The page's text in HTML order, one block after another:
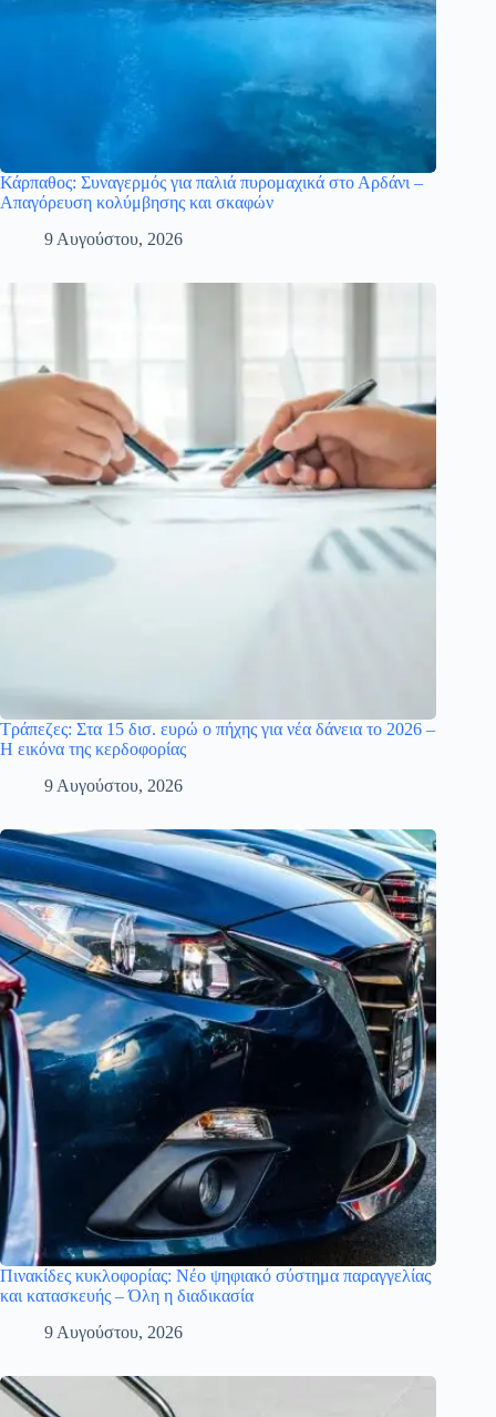
Κάρπαθος: Συναγερμός για παλιά πυρομαχικά στο Αρδάνι –
Απαγόρευση κολύμβησης και σκαφών
9 Αυγούστου, 2026
Τράπεζες: Στα 15 δισ. ευρώ ο πήχης για νέα δάνεια το 2026 –
Η εικόνα της κερδοφορίας
9 Αυγούστου, 2026
Πινακίδες κυκλοφορίας: Νέο ψηφιακό σύστημα παραγγελίας
και κατασκευής – Όλη η διαδικασία
9 Αυγούστου, 2026